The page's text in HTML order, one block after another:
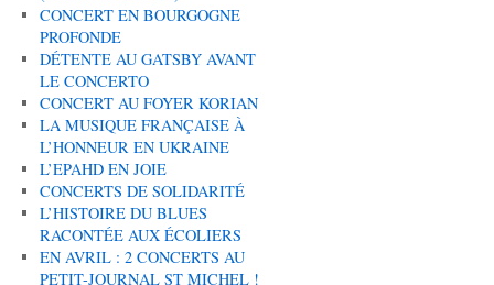
CONCERT EN BOURGOGNE
PROFONDE
DÉTENTE AU GATSBY AVANT
LE CONCERTO
CONCERT AU FOYER KORIAN
LA MUSIQUE FRANÇAISE À
L’HONNEUR EN UKRAINE
L’EPAHD EN JOIE
CONCERTS DE SOLIDARITÉ
L’HISTOIRE DU BLUES
RACONTÉE AUX ÉCOLIERS
EN AVRIL : 2 CONCERTS AU
PETIT-JOURNAL ST MICHEL !